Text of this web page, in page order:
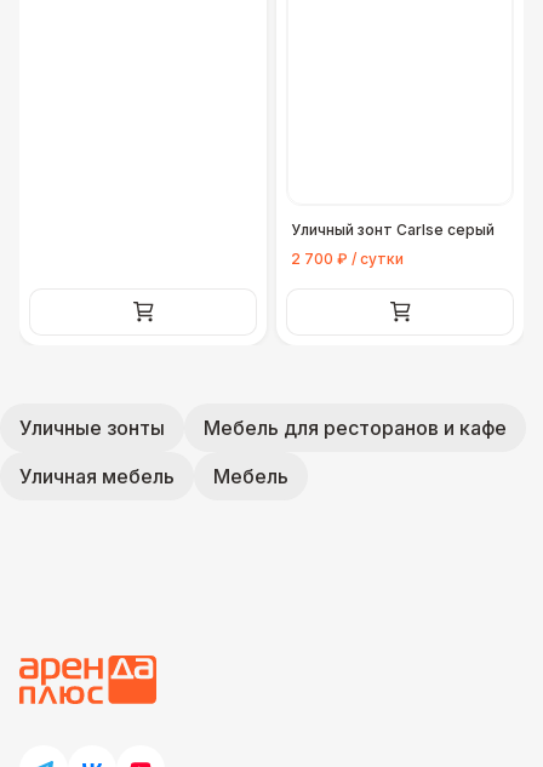
Уличный зонт Carlse серый
2 700 ₽ / сутки
Уличные зонты
Мебель для ресторанов и кафе
Уличная мебель
Мебель